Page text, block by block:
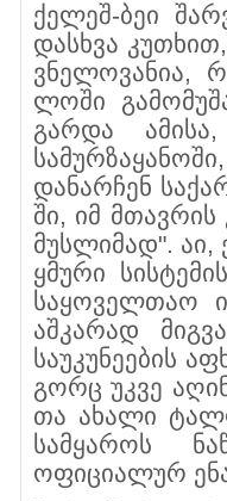
ქელეშ-ბეი
დასხვა
ვნელოვანია,
ლოში
გარ­და
დანარჩენ
ში, იმ
მუსლიმად".
ყმური
საყოველთაო
აშკარად
საუკუნეების
გორც უკვე
თა ახა­ლი
სამ­ყა­­როს
ოფიციალურ